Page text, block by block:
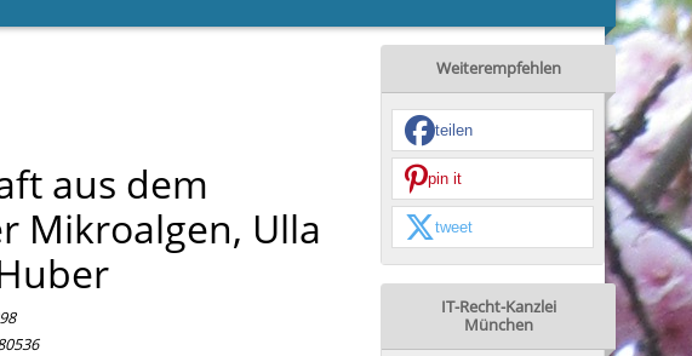
aus dem
Mikroalgen, Ulla
Weiterempfehlen
teilen
pin it
tweet
IT-Recht-Kanzlei
München